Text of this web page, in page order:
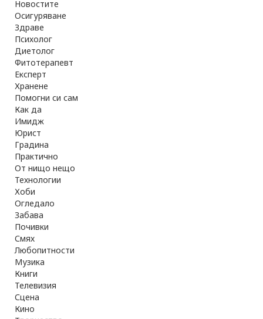
Новостите
Осигуряване
Здраве
Психолог
Диетолог
Фитотерапевт
Експерт
Хранене
Помогни си сам
Как да
Имидж
Юрист
Градина
Практично
От нищо нещо
Технологии
Хоби
Огледало
Забава
Почивки
Смях
Любопитности
Музика
Книги
Телевизия
Сцена
Кино